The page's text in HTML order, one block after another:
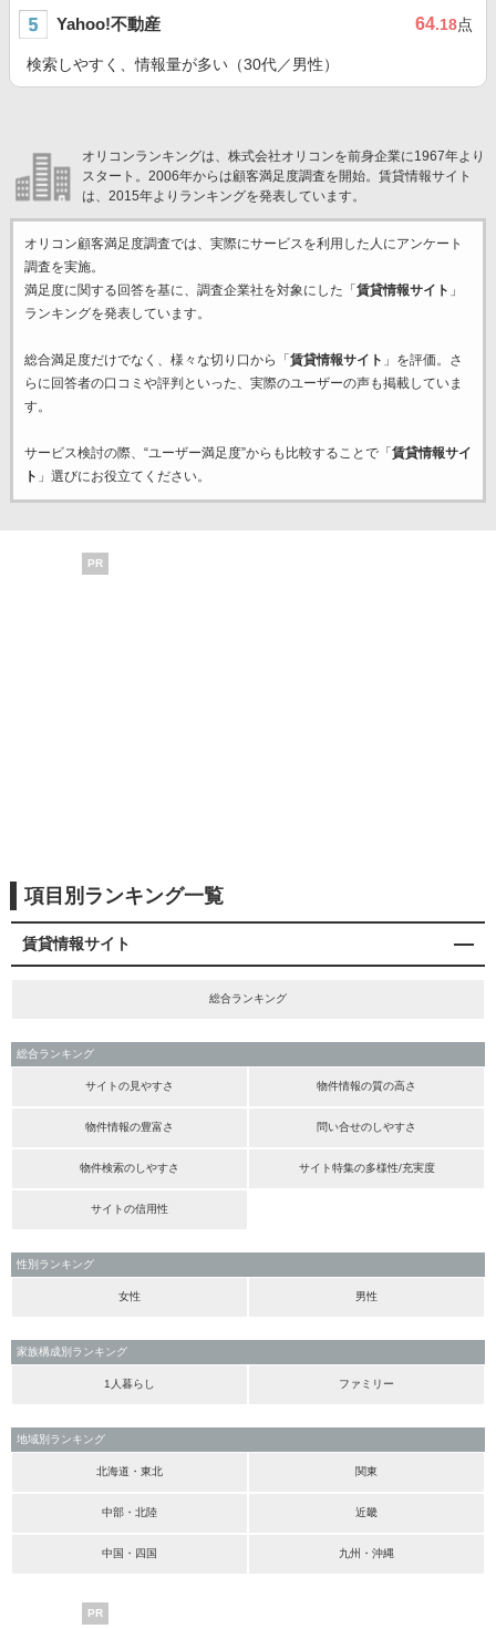
Yahoo!不動産 64.18点
検索しやすく、情報量が多い（30代／男性）
オリコンランキングは、株式会社オリコンを前身企業に1967年より
スタート。2006年からは顧客満足度調査を開始。賃貸情報サイト
は、2015年よりランキングを発表しています。
オリコン顧客満足度調査では、実際にサービスを利用した 人にアンケート
調査を実施。
満足度に関する回答を基に、調査企業社を対象にした「 賃貸情報サイト 」
ランキングを発表しています。
総合満足度だけでなく、様々な切り口から「 賃貸情報サイト 」を評価。さ
らに回答者の口コミや評判といった、実際のユーザーの声も掲載していま
す。
サービス検討の際、“ユーザー満足度”からも比較することで「 賃貸情報サイ
ト 」選びにお役立てください。
PR
項目別ランキング一覧
賃貸情報サイト
総合ランキング
総合ランキング
サイトの見やすさ 物件情報の質の高さ
物件情報の豊富さ 問い合せのしやすさ
物件検索のしやすさ サイト特集の多様性/充実度
サイトの信用性
性別ランキング
女性 男性
家族構成別ランキング
1人暮らし ファミリー
地域別ランキング
北海道・東北 関東
中部・北陸 近畿
中国・四国 九州・沖縄
PR